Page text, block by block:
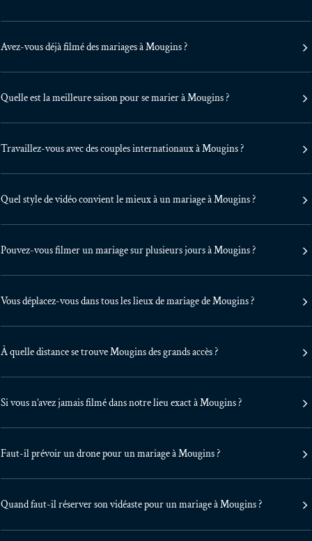
Avez-vous déjà filmé des mariages à Mougins ?
Quelle est la meilleure saison pour se marier à Mougins ?
Travaillez-vous avec des couples internationaux à Mougins ?
Quel style de vidéo convient le mieux à un mariage à Mougins ?
Pouvez-vous filmer un mariage sur plusieurs jours à Mougins ?
Vous déplacez-vous dans tous les lieux de mariage de Mougins ?
À quelle distance se trouve Mougins des grands accès ?
Si vous n’avez jamais filmé dans notre lieu exact à Mougins ?
Faut-il prévoir un drone pour un mariage à Mougins ?
Quand faut-il réserver son vidéaste pour un mariage à Mougins ?